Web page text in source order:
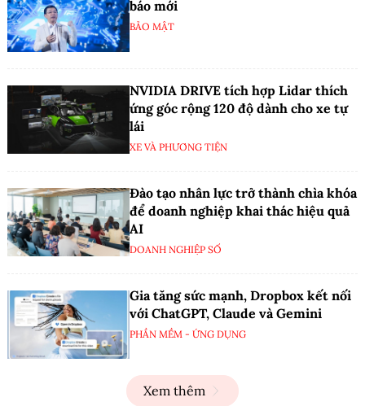
báo mới
BẢO MẬT
NVIDIA DRIVE tích hợp Lidar thích
ứng góc rộng 120 độ dành cho xe tự
lái
XE VÀ PHƯƠNG TIỆN
Đào tạo nhân lực trở thành chìa khóa
để doanh nghiệp khai thác hiệu quả
AI
DOANH NGHIỆP SỐ
Gia tăng sức mạnh, Dropbox kết nối
với ChatGPT, Claude và Gemini
PHẦN MỀM - ỨNG DỤNG
Xem thêm